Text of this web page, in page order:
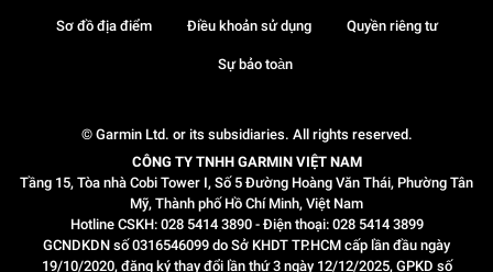
© Garmin Ltd. or its subsidiaries. All rights reserved.
CÔNG TY TNHH GARMIN VIỆT NAM
Tầng 15, Tòa nhà Cobi Tower I, Số 5 Đường Hoàng Văn Thái, Phường Tân
Mỹ, Thành phố Hồ Chí Minh, Việt Nam
Hotline CSKH: 028 5414 3890 - Điện thoại: 028 5414 3899
GCNDKDN số 0316546099 do Sở KHDT TP.HCM cấp lần đầu ngày
19/10/2020, đăng ký thay đổi lần thứ 3 ngày 12/12/2025, GPKD số
Sơ đồ địa điểm Điều khoản sử dụng Quyền riêng tư
Sự bảo toàn